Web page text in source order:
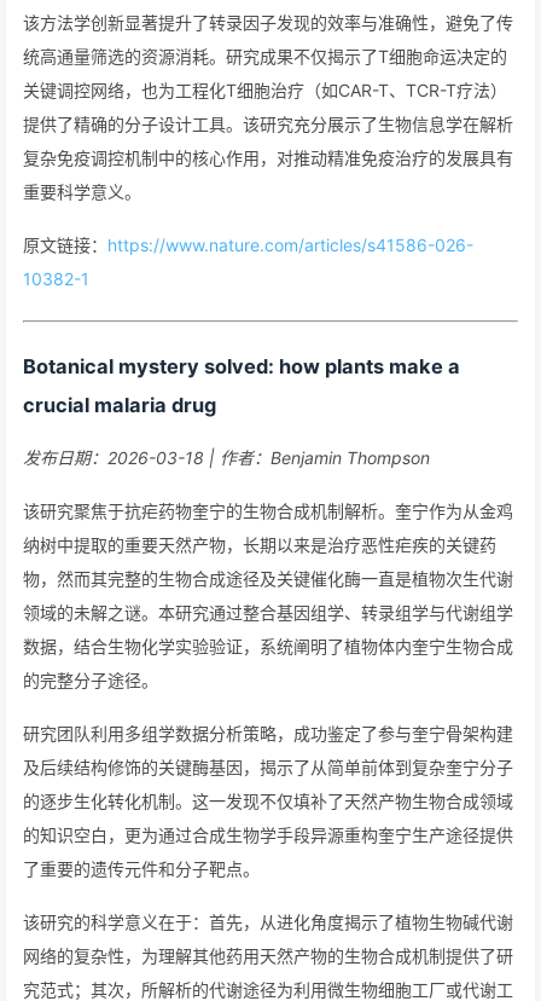
该方法学创新显著提升了转录因子发现的效率与准确性，避免了传
统高通量筛选的资源消耗。研究成果不仅揭示了T细胞命运决定的
关键调控网络，也为工程化T细胞治疗（如CAR-T、TCR-T疗法）
提供了精确的分子设计工具。该研究充分展示了生物信息学在解析
复杂免疫调控机制中的核心作用，对推动精准免疫治疗的发展具有
重要科学意义。
原文链接： https://www.nature.com/articles/s41586-026-
10382-1
Botanical mystery solved: how plants make a
crucial malaria drug
发布日期：2026-03-18 | 作者：Benjamin Thompson
该研究聚焦于抗疟药物奎宁的生物合成机制解析。奎宁作为从金鸡
纳树中提取的重要天然产物，长期以来是治疗恶性疟疾的关键药
物，然而其完整的生物合成途径及关键催化酶一直是植物次生代谢
领域的未解之谜。本研究通过整合基因组学、转录组学与代谢组学
数据，结合生物化学实验验证，系统阐明了植物体内奎宁生物合成
的完整分子途径。
研究团队利用多组学数据分析策略，成功鉴定了参与奎宁骨架构建
及后续结构修饰的关键酶基因，揭示了从简单前体到复杂奎宁分子
的逐步生化转化机制。这一发现不仅填补了天然产物生物合成领域
的知识空白，更为通过合成生物学手段异源重构奎宁生产途径提供
了重要的遗传元件和分子靶点。
该研究的科学意义在于：首先，从进化角度揭示了植物生物碱代谢
网络的复杂性，为理解其他药用天然产物的生物合成机制提供了研
究范式；其次，所解析的代谢途径为利用微生物细胞工厂或代谢工